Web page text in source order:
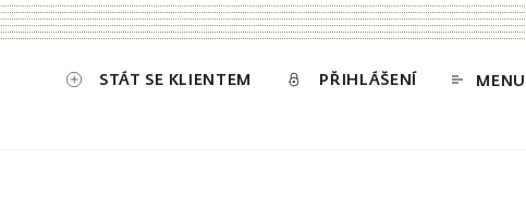
STÁT SE KLIENTEM PŘIHLÁŠENÍ MENU